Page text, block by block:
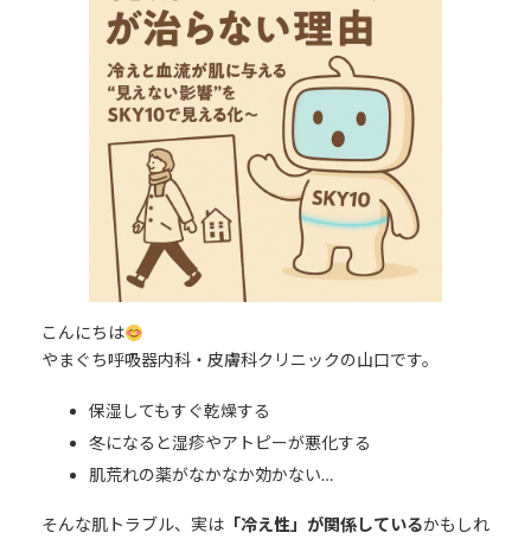
:
こんにちは
やまぐち呼吸器内科・皮膚科クリニックの山口です。
保湿してもすぐ乾燥する
冬になると湿疹やアトピーが悪化する
肌荒れの薬がなかなか効かない…
そんな肌トラブル、実は「冷え性」が関係しているかもしれ